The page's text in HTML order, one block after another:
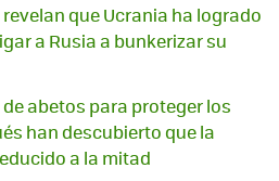
que Ucrania ha logrado
a Rusia a bunkerizar su
abetos para proteger los
han descubierto que la
a la mitad